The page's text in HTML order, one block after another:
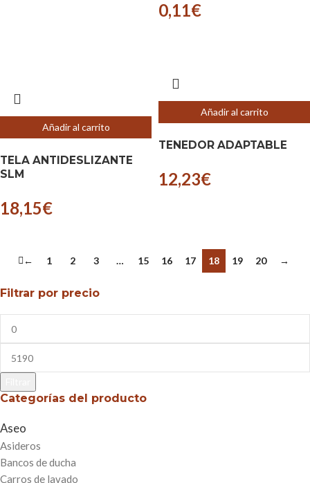
Filtrar por precio
Categorías del producto
Aseo
Asideros
Bancos de ducha
Carros de lavado
0,11€
Añadir al carrito
TELA ANTIDESLIZANTE
SLM
18,15€
Añadir al carrito
TENEDOR ADAPTABLE
12,23€
← 1 2 3 … 15 16 17 18 19 20 →